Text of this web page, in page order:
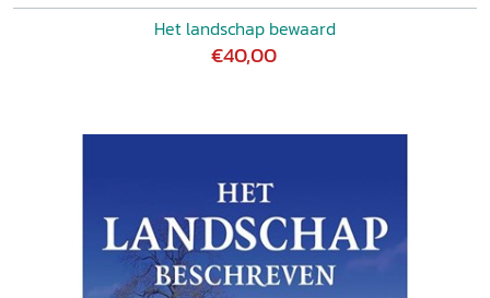
Het landschap bewaard
€40,00